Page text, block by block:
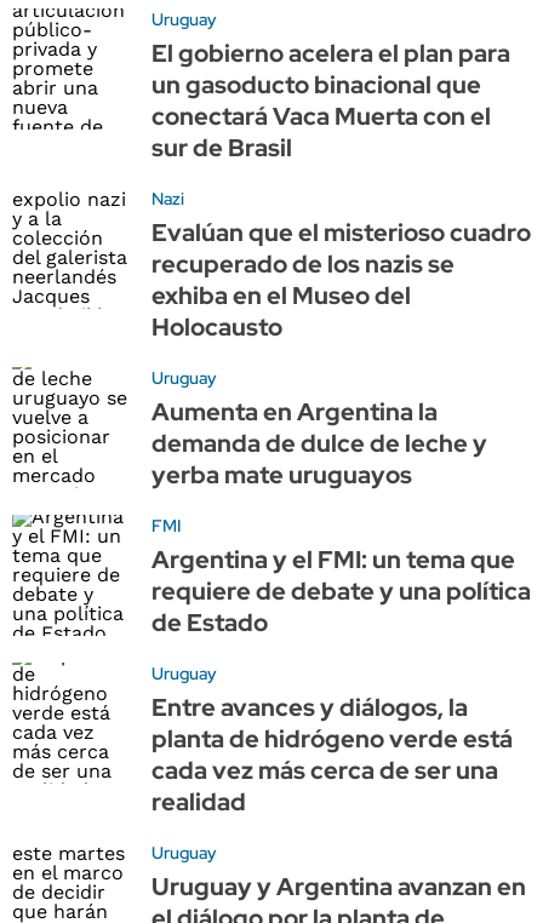
Uruguay
El gobierno acelera el plan para
un gasoducto binacional que
conectará Vaca Muerta con el
sur de Brasil
Nazi
Evalúan que el misterioso cuadro
recuperado de los nazis se
exhiba en el Museo del
Holocausto
Uruguay
Aumenta en Argentina la
demanda de dulce de leche y
yerba mate uruguayos
FMI
Argentina y el FMI: un tema que
requiere de debate y una política
de Estado
Uruguay
Entre avances y diálogos, la
planta de hidrógeno verde está
cada vez más cerca de ser una
realidad
Uruguay
Uruguay y Argentina avanzan en